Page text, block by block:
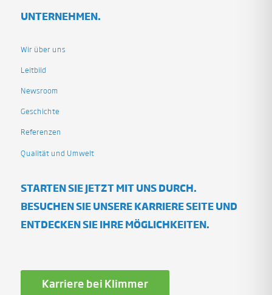
UNTERNEHMEN.
Wir über uns
Leitbild
Newsroom
Geschichte
Referenzen
Qualität und Umwelt
STARTEN SIE JETZT MIT UNS DURCH.
BESUCHEN SIE UNSERE KARRIERE SEITE UND
ENTDECKEN SIE IHRE MÖGLICHKEITEN.
Karriere bei Klimmer